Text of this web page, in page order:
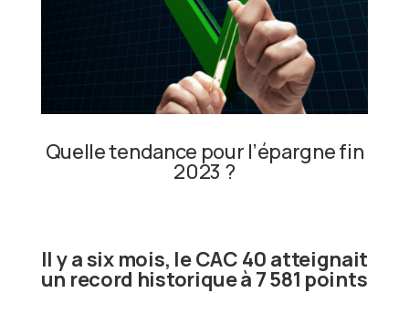
Quelle tendance pour l’épargne fin
2023 ?
Il y a six mois, le CAC 40 atteignait
un record historique à 7 581 points